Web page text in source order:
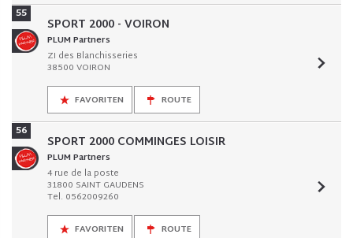
55
SPORT 2000 - VOIRON
PLUM Partners
ZI des Blanchisseries
38500 VOIRON
FAVORITEN ROUTE
56
SPORT 2000 COMMINGES LOISIR
PLUM Partners
4 rue de la poste
31800 SAINT GAUDENS
Tel. 0562009260
FAVORITEN ROUTE